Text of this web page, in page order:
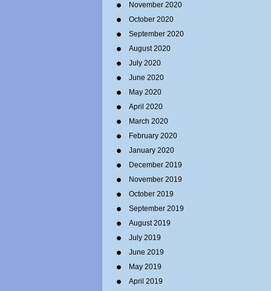
November 2020
October 2020
September 2020
August 2020
July 2020
June 2020
May 2020
April 2020
March 2020
February 2020
January 2020
December 2019
November 2019
October 2019
September 2019
August 2019
July 2019
June 2019
May 2019
April 2019